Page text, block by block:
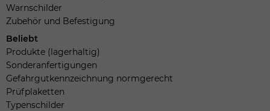
Warnschilder
Zubehör und Befestigung
Beliebt
Produkte (lagerhaltig)
Sonderanfertigungen
Gefahrgutkennzeichnung normgerecht
Prüfplaketten
Typenschilder